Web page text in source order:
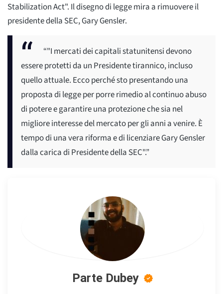
Stabilization Act". Il disegno di legge mira a rimuovere il
presidente della SEC, Gary Gensler.
“"I mercati dei capitali statunitensi devono
essere protetti da un Presidente tirannico, incluso
quello attuale. Ecco perché sto presentando una
proposta di legge per porre rimedio al continuo abuso
di potere e garantire una protezione che sia nel
migliore interesse del mercato per gli anni a venire. È
tempo di una vera riforma e di licenziare Gary Gensler
dalla carica di Presidente della SEC".”
Parte Dubey